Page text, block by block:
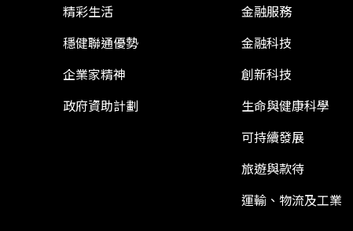
精彩生活
穩健聯通優勢
企業家精神
政府資助計劃
金融服務
金融科技
創新科技
生命與健康科學
可持續發展
旅遊與款待
運輸、物流及工業